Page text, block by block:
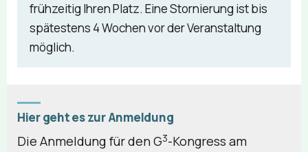
frühzeitig Ihren Platz. Eine Stornierung ist bis
spätestens 4 Wochen vor der Veranstaltung
möglich.
Hier geht es zur Anmeldung
Die Anmeldung für den G3-Kongress am